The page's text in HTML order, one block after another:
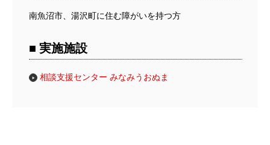
南魚沼市、湯沢町に住む障がいを持つ方
■ 実施施設
相談支援センター みなみうおぬま